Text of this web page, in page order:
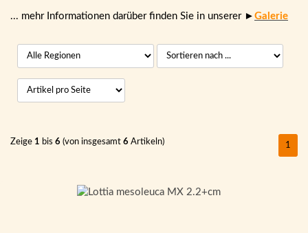
... mehr Informationen darüber finden Sie in unserer ► Galerie
Zeige 1 bis 6 (von insgesamt 6 Artikeln) 1